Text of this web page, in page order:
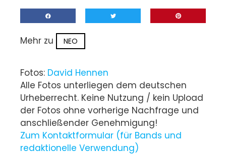
Mehr zu NEO
Fotos: David Hennen
Alle Fotos unterliegen dem deutschen
Urheberrecht. Keine Nutzung / kein Upload
der Fotos ohne vorherige Nachfrage und
anschließender Genehmigung!
Zum Kontaktformular (für Bands und
redaktionelle Verwendung)